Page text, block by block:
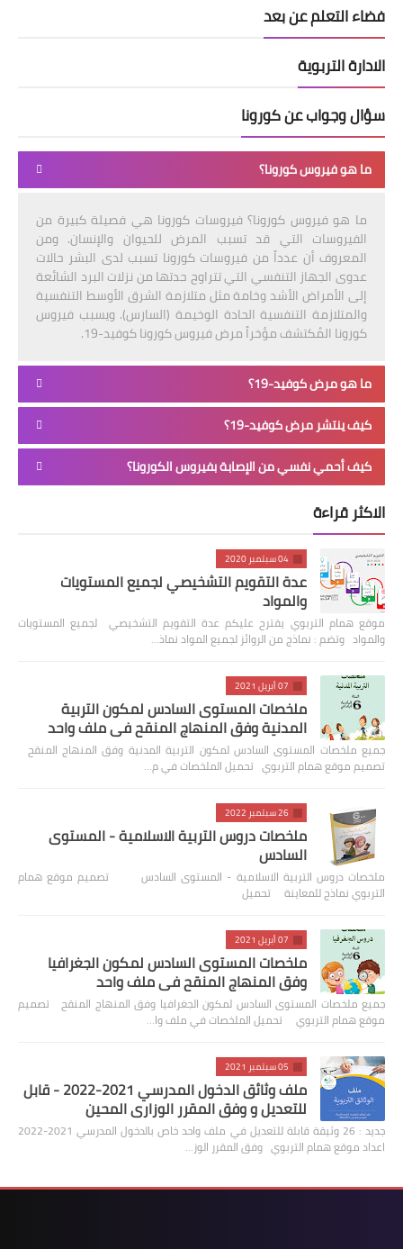
فضاء التعلم عن بعد
الادارة التربوية
سؤال وجواب عن كورونا
ما هو فيروس كورونا؟
ما هو فيروس كورونا؟ فيروسات كورونا هي فصيلة كبيرة من
الفيروسات التي قد تسبب المرض للحيوان والإنسان. ومن
المعروف أن عدداً من فيروسات كورونا تسبب لدى البشر حالات
عدوى الجهاز التنفسي التي تتراوح حدتها من نزلات البرد الشائعة
إلى الأمراض الأشد وخامة مثل متلازمة الشرق الأوسط التنفسية
والمتلازمة التنفسية الحادة الوخيمة (السارس). ويسبب فيروس
كورونا المُكتشف مؤخراً مرض فيروس كورونا كوفيد-19.
ما هو مرض كوفيد-19؟
كيف ينتشر مرض كوفيد-19؟
كيف أحمي نفسي من الإصابة بفيروس الكورونا؟
الاكثر قراءة
04 سبتمبر 2020
عدة التقويم التشخيصي لجميع المستويات
والمواد
موقع همام التربوي يقترح عليكم عدة التقويم التشخيصي لجميع المستويات
والمواد وتضم : نماذج من الروائز لجميع المواد نماذ…
07 أبريل 2021
ملخصات المستوى السادس لمكون التربية
المدنية وفق المنهاج المنقح في ملف واحد
جميع ملخصات المستوى السادس لمكون التربية المدنية وفق المنهاج المنقح
تصميم موقع همام التربوي تحميل الملخصات في م…
26 سبتمبر 2022
ملخصات دروس التربية الاسلامية - المستوى
السادس
ملخصات دروس التربية الاسلامية - المستوى السادس تصميم موقع همام
التربوي نماذج للمعاينة تحميل
07 أبريل 2021
ملخصات المستوى السادس لمكون الجغرافيا
وفق المنهاج المنقح في ملف واحد
جميع ملخصات المستوى السادس لمكون الجغرافيا وفق المنهاج المنقح تصميم
موقع همام التربوي تحميل الملخصات في ملف وا…
05 سبتمبر 2021
ملف وثائق الدخول المدرسي 2021-2022 - قابل
للتعديل و وفق المقرر الوزاري المحين
جديد : 26 وثيقة قابلة للتعديل في ملف واحد خاص بالدخول المدرسي 2021-2022
اعداد موقع همام التربوي وفق المقرر الوز…